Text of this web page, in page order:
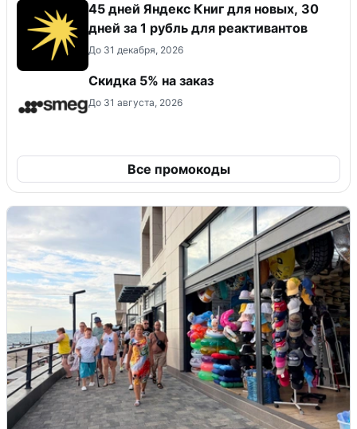
45 дней Яндекс Книг для новых, 30
дней за 1 рубль для реактивантов
До 31 декабря, 2026
Скидка 5% на заказ
До 31 августа, 2026
Все промокоды